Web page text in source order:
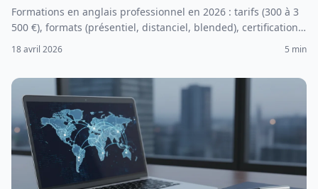
Formations en anglais professionnel en 2026 : tarifs (300 à 3
500 €), formats (présentiel, distanciel, blended), certifications
(TOEIC, Bright) et critères pour choisir la meilleure option.
18 avril 2026 5 min